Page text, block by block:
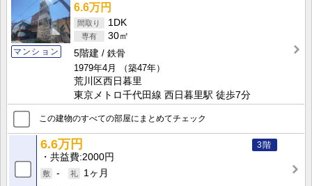
マンション
6.6万円
1DK
30㎡
5階建
鉄骨
1979年4月
（築47年）
荒川区西日暮里
東京メトロ千代田線 西日暮里駅 徒歩7分
この建物のすべての部屋にまとめてチェック
3階
6.6万円
共益費 2000円
-
1ヶ月